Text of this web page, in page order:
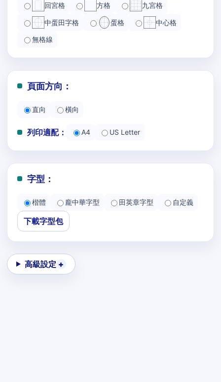
回宮格 方格 九宮格
中蛋田字格 蛋格 中心格
無格線
頁面方向：
直向 橫向
列印適配： A4 US Letter
字型：
楷體 龐中華字型 田英章字型 自定義
下載字型包
高級設定